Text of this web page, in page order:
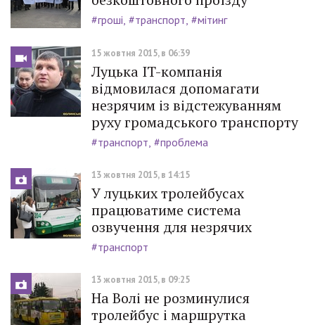
#гроші #транспорт #мітинг
15 жовтня 2015, в 06:39
Луцька IT-компанія
відмовилася допомагати
незрячим із відстежуванням
руху громадського транспорту
#транспорт #проблема
13 жовтня 2015, в 14:15
У луцьких тролейбусах
працюватиме система
озвучення для незрячих
#транспорт
13 жовтня 2015, в 09:25
На Волі не розминулися
тролейбус і маршрутка